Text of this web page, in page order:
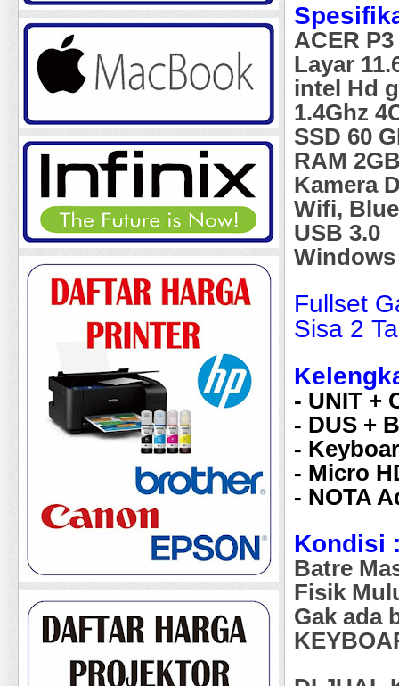
ACER
Layar
intel Hd
1.4Ghz
SSD 60
RAM
Kamera
Wifi,
USB 3.0
Windows
Fullset
Sisa 2
- UNIT +
- DUS +
-
- Micro
- NOTA
Kondisi
Batre
Fisik
Gak ada